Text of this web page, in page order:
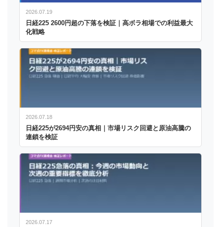
2026.07.19
日経225 2600円超の下落を検証｜高ボラ相場での利益最大
化戦略
2026.07.18
日経225が2694円安の真相｜市場リスク回避と原油高騰の
連鎖を検証
2026.07.17